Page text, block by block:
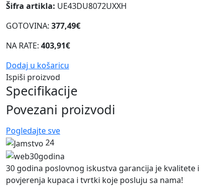
Šifra artikla: UE43DU8072UXXH
GOTOVINA: 377,49€
NA RATE: 403,91€
Dodaj u košaricu
Ispiši proizvod
Specifikacije
Povezani proizvodi
Pogledajte sve
24
30 godina poslovnog iskustva garancija je kvalitete i
povjerenja kupaca i tvrtki koje posluju sa nama!